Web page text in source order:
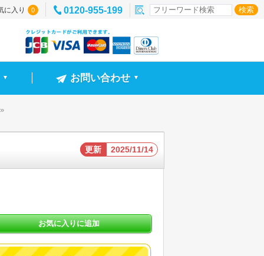
に入り 0 0120-955-199
▼ お問い合わせ ▼
更新 2025/11/14
お気に入りに追加